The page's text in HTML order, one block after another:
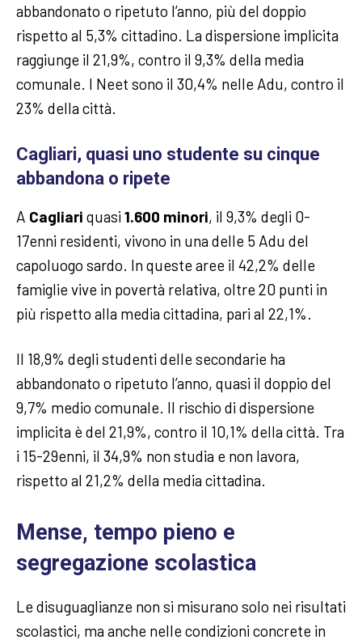
abbandonato o ripetuto l’anno, più del doppio
rispetto al 5,3% cittadino. La dispersione implicita
raggiunge il 21,9%, contro il 9,3% della media
comunale. I Neet sono il 30,4% nelle Adu, contro il
23% della città.
Cagliari, quasi uno studente su cinque
abbandona o ripete
A Cagliari quasi 1.600 minori, il 9,3% degli 0-
17enni residenti, vivono in una delle 5 Adu del
capoluogo sardo. In queste aree il 42,2% delle
famiglie vive in povertà relativa, oltre 20 punti in
più rispetto alla media cittadina, pari al 22,1%.
Il 18,9% degli studenti delle secondarie ha
abbandonato o ripetuto l’anno, quasi il doppio del
9,7% medio comunale. Il rischio di dispersione
implicita è del 21,9%, contro il 10,1% della città. Tra
i 15-29enni, il 34,9% non studia e non lavora,
rispetto al 21,2% della media cittadina.
Mense, tempo pieno e
segregazione scolastica
Le disuguaglianze non si misurano solo nei risultati
scolastici, ma anche nelle condizioni concrete in